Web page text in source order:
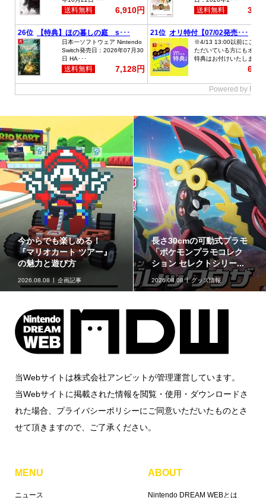
ゲームフリーク公式チャ
ンネルにて『ぽこ あ ポケ
モン』開発エピソード...
2026.08.07 ニュース
最初のパートナーポケモ
ンなど30種！「ポケット
モンスター30周年 ミニ...
2026.08.07 グッズ情報
当Webサイトは株式会社アンビットが管理運営しています。
当Webサイトに掲載された情報を閲覧・使用・ダウンロードさ
れた場合、プライバシーポリシーにご同意いただいたものとさ
せて頂きますので、ご了承ください。
MENU
ニュース
ABOUT
Nintendo DREAM WEBとは